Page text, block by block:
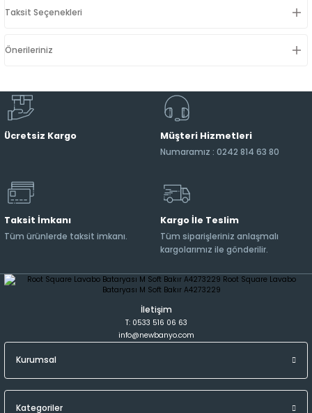
Taksit Seçenekleri
Önerileriniz
Ücretsiz Kargo Müşteri Hizmetleri
Numaramız : 0242 814 63 80
Taksit İmkanı
Tüm ürünlerde taksit imkanı.
Kargo İle Teslim
Tüm siparişleriniz anlaşmalı
kargolarımız ile gönderilir.
İletişim
T: 0533 516 06 63
info@newbanyo.com
Kurumsal
Kategoriler